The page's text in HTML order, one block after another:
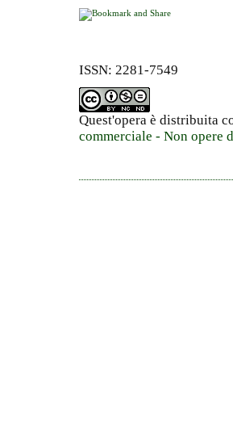
ISSN: 2281-7549
Quest'opera è distribuita
commerciale - Non opere